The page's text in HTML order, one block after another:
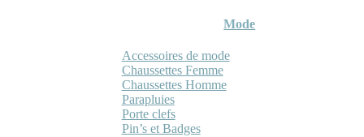
Mode
Accessoires de mode
Chaussettes Femme
Chaussettes Homme
Parapluies
Porte clefs
Pin’s et Badges